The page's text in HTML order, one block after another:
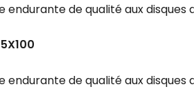
de qualité aux disques
de qualité aux disques